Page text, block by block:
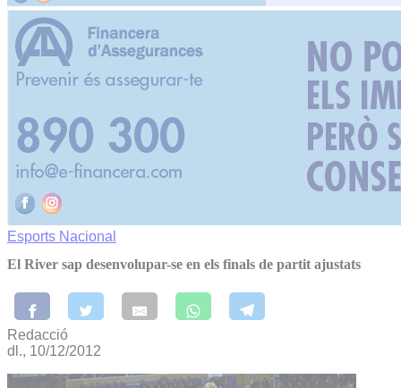
Esports Nacional
El River sap desenvolupar-se en els finals de partit ajustats
Redacció
dl., 10/12/2012